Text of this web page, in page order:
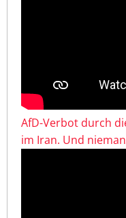
AfD-Verbot durch
im Iran. Und